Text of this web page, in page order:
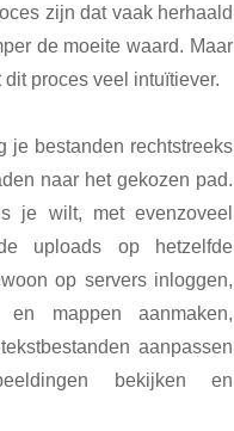
zijn dat vaak herhaald
de moeite waard. Maar
proces veel intuïtiever.
je bestanden rechtstreeks
naar het gekozen pad.
je wilt, met evenzoveel
uploads op hetzelfde
op servers inloggen,
mappen aanmaken,
aanpassen
bekijken en